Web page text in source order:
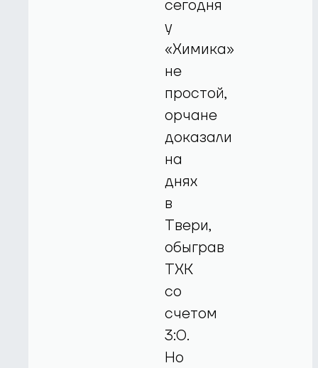
сегодня
у
«Химика»
не
простой,
орчане
доказали
на
днях
в
Твери,
обыграв
ТХК
со
счетом
3:0.
Но